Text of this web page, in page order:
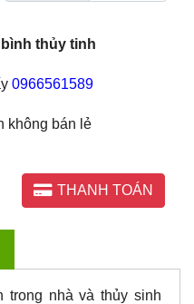
thủy tinh
0966561589
không bán lẻ
THANH TOÁN
trong nhà và thủy sinh